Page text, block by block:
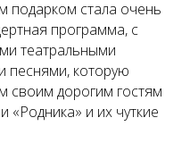
стала очень
программа, с
театральными
песнями, которую
своим дорогим гостям
«Родника» и их чуткие